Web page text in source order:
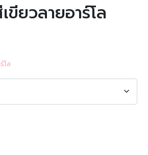
ขียวลายอาร์โล
โล